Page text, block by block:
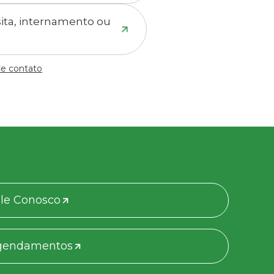
internamento ou
contato
Conosco